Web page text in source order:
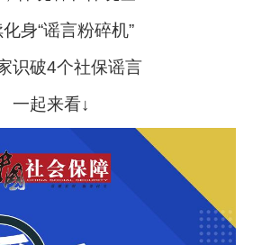
身“谣言粉碎机”
识破4个社保谣言
一起来看↓